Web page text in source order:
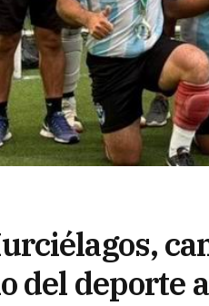
del deporte